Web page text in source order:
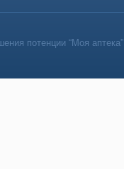
потенции “Моя